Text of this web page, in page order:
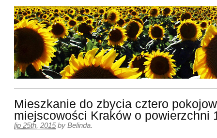
Mieszkanie do zbycia cztero
miejscowości Kraków o powierzchni
lip 25th, 2015 by Belinda.